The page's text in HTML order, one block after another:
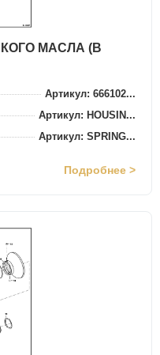
МАСЛА (В
Артикул: 666102...
Артикул: HOUSIN...
Артикул: SPRING...
Подробнее >